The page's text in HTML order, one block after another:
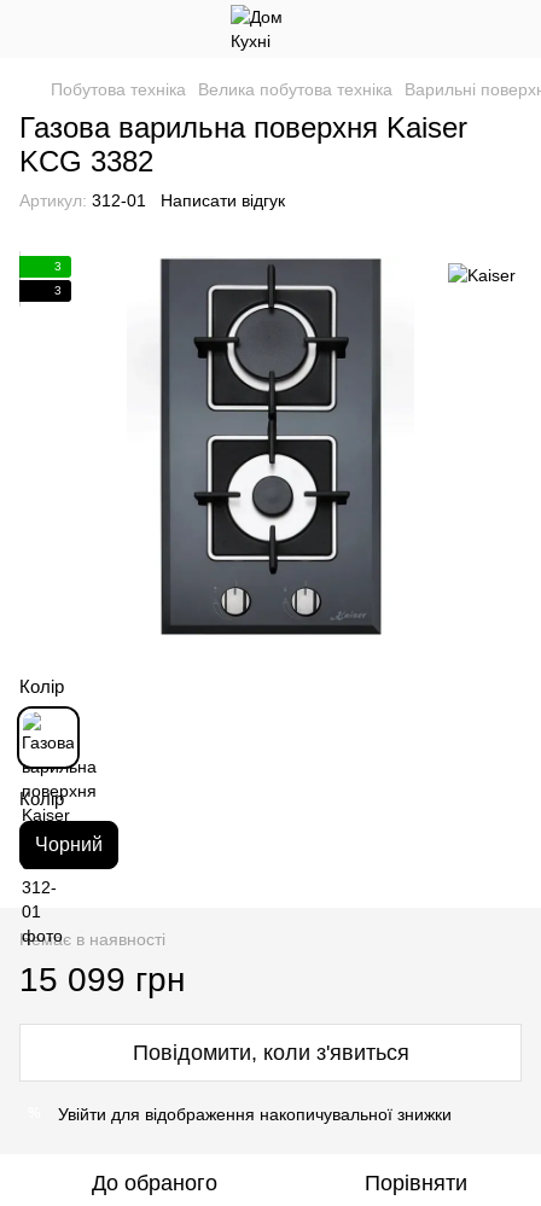
Побутова техніка Велика побутова техніка Варильні
Газова варильна поверхня Kaiser
KCG 3382
Артикул: 312-01 Написати відгук
3
3
Колір
Колір
Чорний
Немає в наявності
15 099 грн
Повідомити, коли з'явиться
Увійти для відображення накопичувальної знижки
До обраного Порівняти